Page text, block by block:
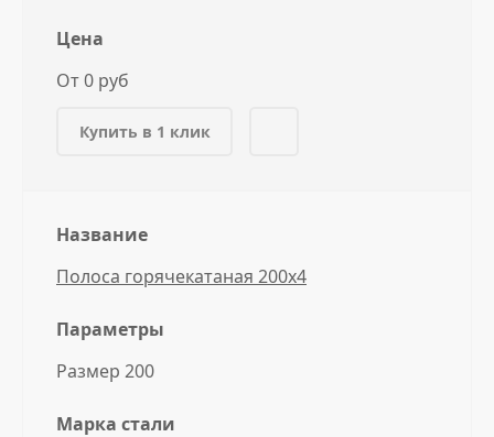
Цена
От 0 руб
Купить в 1 клик
Название
Полоса горячекатаная 200x4
Параметры
Размер 200
Марка стали